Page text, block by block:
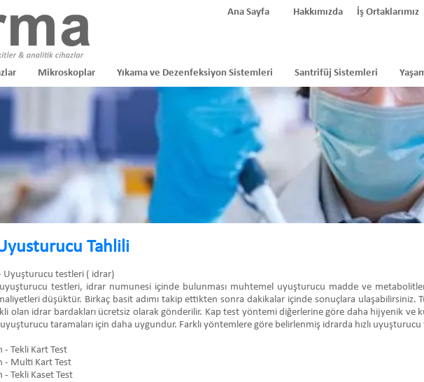
Mikroskoplar Yıkama ve Dezenfeksiyon Sistemleri Santrifüj Sistemleri
Ana Sayfa Hakkımızda İş Ortaklarımız
Tahlili
Uyuşturucu testleri ( idrar)
uyuşturucu testleri, idrar numunesi içinde bulunması muhtemel uyuşturucu madde ve
düşüktür. Birkaç basit adımı takip ettikten sonra dakikalar içinde sonuçlara
olan idrar bardakları ücretsiz olarak gönderilir. Kap test yöntemi diğerlerine göre daha hijyenik ve
taramaları için daha uygundur. Farklı yöntemlere göre belirlenmiş idrarda hızlı
- Tekli Kart Test
- Multi Kart Test
- Tekli Kaset Test